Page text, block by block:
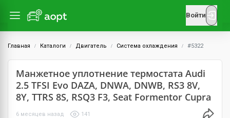
Войти
Главная Каталоги Двигатель Система охлаждения #5322
Манжетное уплотнение термостата Audi
2.5 TFSI Evo DAZA, DNWA, DNWB, RS3 8V,
8Y, TTRS 8S, RSQ3 F3, Seat Formentor Cupra
6 месяцев назад 141